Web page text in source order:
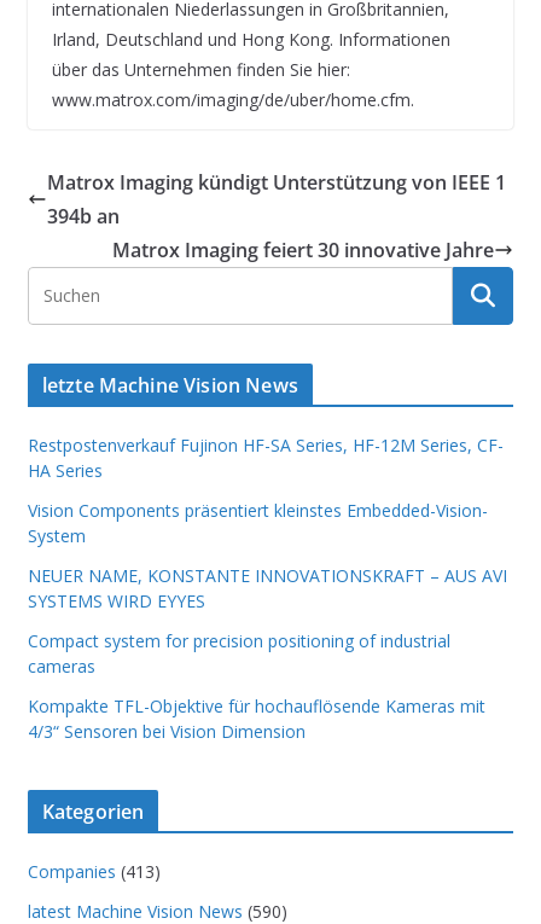
internationalen Niederlassungen in Großbritannien,
Irland, Deutschland und Hong Kong. Informationen
über das Unternehmen finden Sie hier:
www.matrox.com/imaging/de/uber/home.cfm.
Matrox Imaging kündigt Unterstützung von IEEE 1
394b an
Matrox Imaging feiert 30 innovative Jahre
letzte Machine Vision News
Restpostenverkauf Fujinon HF-SA Series, HF-12M Series, CF-
HA Series
Vision Components präsentiert kleinstes Embedded-Vision-
System
NEUER NAME, KONSTANTE INNOVATIONSKRAFT – AUS AVI
SYSTEMS WIRD EYYES
Compact system for precision positioning of industrial
cameras
Kompakte TFL-Objektive für hochauflösende Kameras mit
4/3“ Sensoren bei Vision Dimension
Kategorien
Companies (413)
latest Machine Vision News (590)